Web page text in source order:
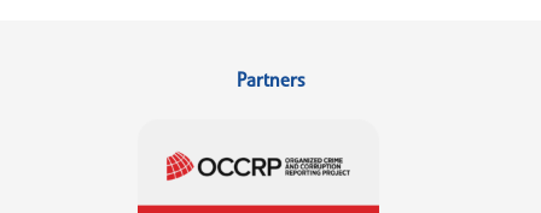
Partners